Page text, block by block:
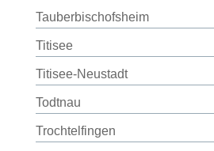
Tauberbischofsheim
Titisee
Titisee-Neustadt
Todtnau
Trochtelfingen